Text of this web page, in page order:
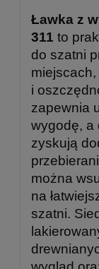
Ławka z
311 to
do szatni
i
zapewnia
wygodę, a
zyskują
można
na
szatni.